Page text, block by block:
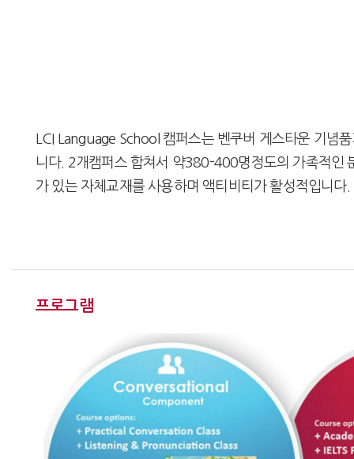
LCI Language School 캠퍼스는 벤쿠버 게스타운 기
니다. 2개캠퍼스 합쳐서 약380-400명정도의 가족적인
가 있는 자체교재를 사용하며 액티비티가 활성적입니다.
프로그램